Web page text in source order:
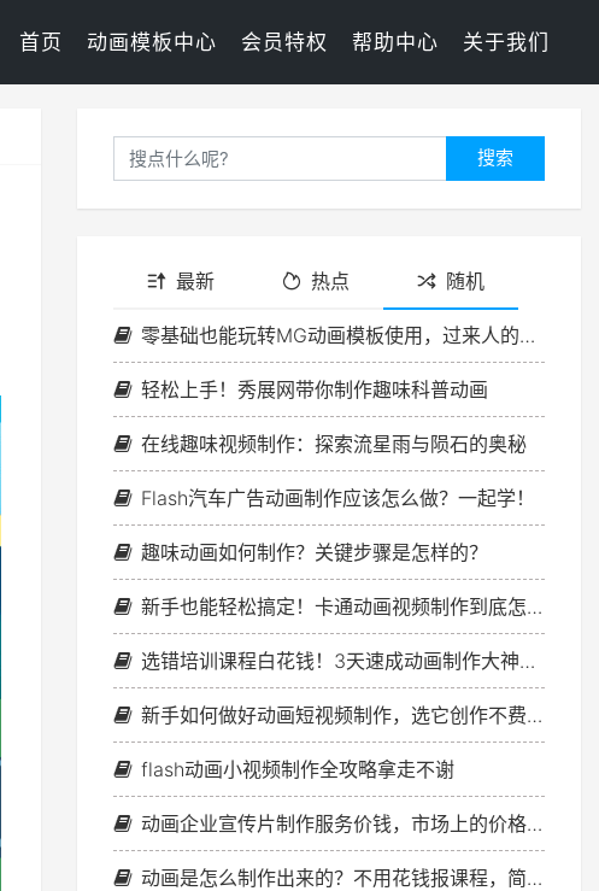
首页 动画模板中心 会员特权 帮助中心 关于我们
搜索
最新 热点 随机
零基础也能玩转MG动画模板使用，过来人的独家秘籍~
轻松上手！秀展网带你制作趣味科普动画
在线趣味视频制作：探索流星雨与陨石的奥秘
Flash汽车广告动画制作应该怎么做？一起学！
趣味动画如何制作？关键步骤是怎样的？
新手也能轻松搞定！卡通动画视频制作到底怎么做？我来教你一招搞定！
选错培训课程白花钱！3天速成动画制作大神就靠这份避坑指南
新手如何做好动画短视频制作，选它创作不费力气
flash动画小视频制作全攻略拿走不谢
动画企业宣传片制作服务价钱，市场上的价格区间分析
动画是怎么制作出来的？不用花钱报课程，简单几步就搞定